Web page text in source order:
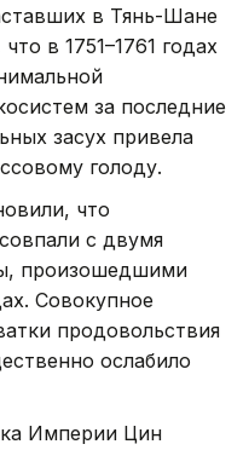
в Тянь-Шане
в 1751–1761 годах
за последние
засух привела
голоду.
что
с двумя
произошедшими
Совокупное
продовольствия
ослабило
Империи Цин